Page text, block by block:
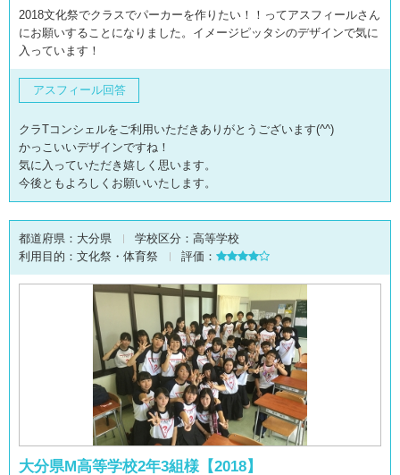
2018文化祭でクラスでパーカーを作りたい！！ってアスフィールさん
にお願いすることになりました。イメージピッタシのデザインで気に
入っています！
アスフィール回答
クラTコンシェルをご利用いただきありがとうございます(^^)
かっこいいデザインですね！
気に入っていただき嬉しく思います。
今後ともよろしくお願いいたします。
都道府県： 大分県 学校区分： 高等学校
利用目的： 文化祭・体育祭 評価：
大分県M高等学校2年3組様【2018】